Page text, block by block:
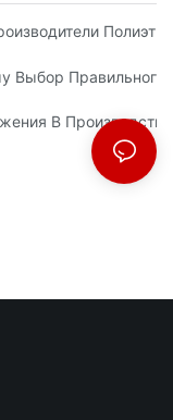
Упаковки
Ключ К
Выбор
БОПП-Пленки: Как
В